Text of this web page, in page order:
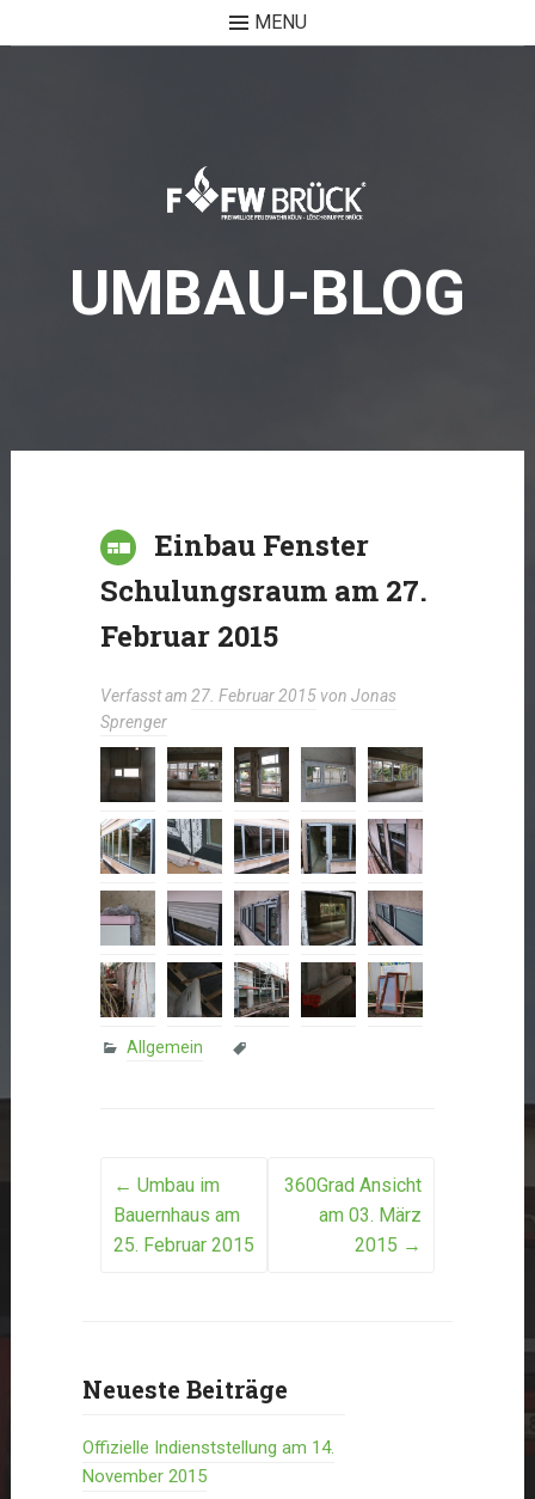
MENU
UMBAU-BLOG
Einbau Fenster
Schulungsraum am 27.
Februar 2015
Verfasst am 27. Februar 2015von Jonas
Sprenger
Allgemein
Post
navigation
← Umbau im
Bauernhaus am
25. Februar 2015
360Grad Ansicht
am 03. März
2015 →
Neueste Beiträge
Offizielle Indienststellung am 14.
November 2015